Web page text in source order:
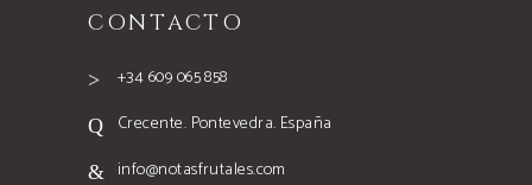
CONTACTO
+34 609 065 858
Crecente. Pontevedra. España
info@notasfrutales.com